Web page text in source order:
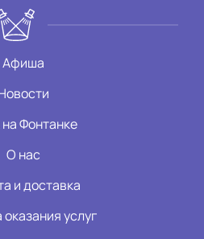
Афиша
Фонтанке
О нас
и доставка
услуг